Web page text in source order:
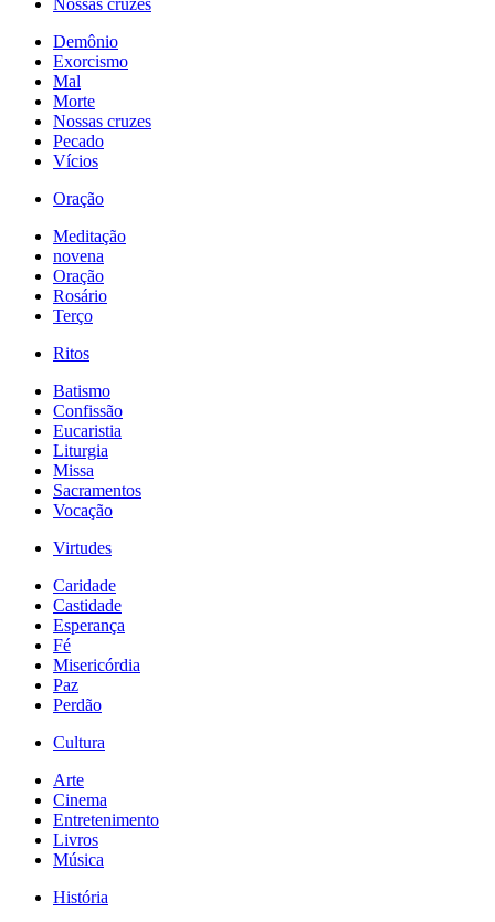
Nossas cruzes
Demônio
Exorcismo
Mal
Morte
Nossas cruzes
Pecado
Vícios
Oração
Meditação
novena
Oração
Rosário
Terço
Ritos
Batismo
Confissão
Eucaristia
Liturgia
Missa
Sacramentos
Vocação
Virtudes
Caridade
Castidade
Esperança
Fé
Misericórdia
Paz
Perdão
Cultura
Arte
Cinema
Entretenimento
Livros
Música
História